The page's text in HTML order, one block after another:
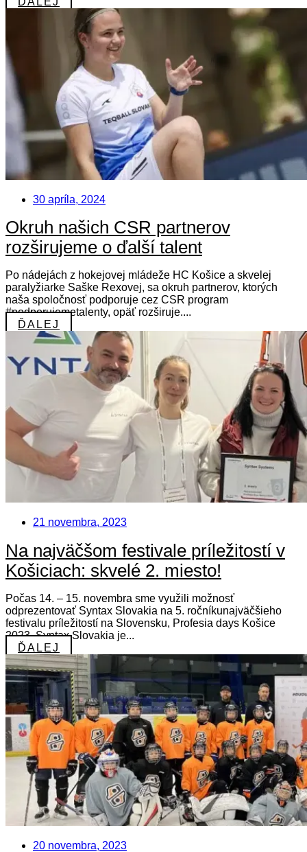
30 apríla, 2024
Okruh našich CSR partnerov
rozširujeme o ďalší talent
Po nádejách z hokejovej mládeže HC Košice a skvelej
paralyžiarke Saške Rexovej, sa okruh partnerov, ktorých
naša spoločnosť podporuje cez CSR program
#podporujemetalenty, opäť rozširuje....
ĎALEJ
21 novembra, 2023
Na najväčšom festivale príležitostí v
Košiciach: skvelé 2. miesto!
Počas 14. – 15. novembra sme využili možnosť
odprezentovať Syntax Slovakia na 5. ročníkunajväčšieho
festivalu príležitostí na Slovensku, Profesia days Košice
2023. Syntax Slovakia je...
ĎALEJ
20 novembra, 2023